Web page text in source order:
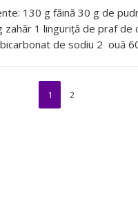
130 g făină 30 g de
zahăr 1 linguriță de praf de
de sodiu 2 ouă
1 2